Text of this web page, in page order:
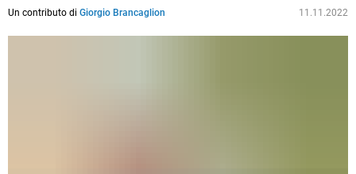
Un contributo di Giorgio Brancaglion 11.11.2022